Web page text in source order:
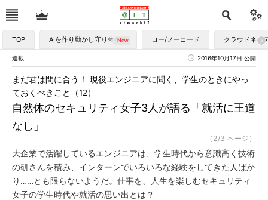
TOP AIを作り動かし守り生かす ロー/ノーコード クラウドネイ
連載 2016年10月17日 公開
自然体のセキュリティ女子3人が語る「就活に王道
なし」
まだ君は間に合う！ 現役エンジニアに聞く、学生のときにやっ
ておくべきこと（12）
（2/3 ページ）
大企業で活躍しているエンジニアは、学生時代から意識高く技術
の研さんを積み、インターンでいろいろな経験をしてきた人ばか
り……とも限らないようだ。仕事を、人生を楽しむセキュリティ
女子の学生時代や就活の思い出とは？